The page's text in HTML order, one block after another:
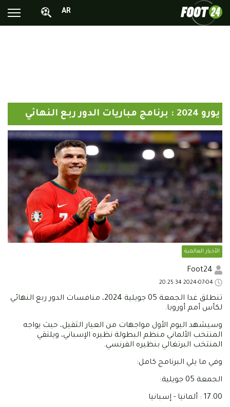
ألبومات الصور
أخبار متفرقة
البرامج
البث المباشر
Sports 24
AR
يورو 2024 : برنامج مباريات الدور ربع النهائي
الأخبار العالمية
تنطلق غدا الجمعة 05 جويلية 2024، منافسات الدور ربع النهائي
لكأس أمم أوروبا.
وسيشهد اليوم الأول مواجهات من العيار الثقيل، حيث يواجه
المنتخب الألماني منظم البطولة نظيره الإسباني، ويلتقي
المنتخب البرتغالي بنظيره الفرنسي.
وفي ما يلي البرنامج كامل:
الجمعة 05 جويلية:
17.00 : ألمانيا - إسبانيا